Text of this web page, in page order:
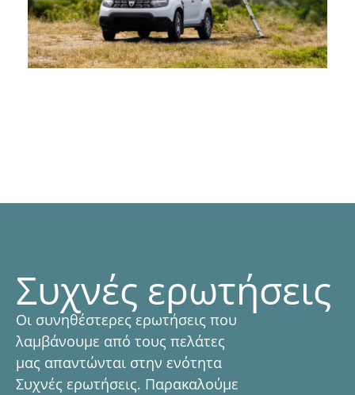
Συχνές ερωτήσεις
Οι συνηθέστερες ερωτήσεις που
λαμβάνουμε από τους πελάτες
μας απαντώνται στην ενότητα
Συχνές ερωτήσεις. Παρακαλούμε